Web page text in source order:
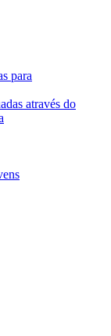
para
através do